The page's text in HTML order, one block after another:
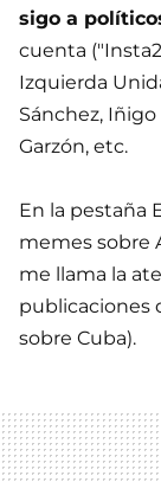
sigo a
cuenta
Izquierda
Sánchez,
Garzón, etc.
En la pestaña
memes sobre
me llama la
publicaciones
sobre Cuba).